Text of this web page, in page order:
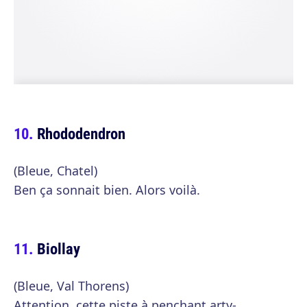
Rhododendron
(Bleue, Chatel)
Ben ça sonnait bien. Alors voilà.
Biollay
(Bleue, Val Thorens)